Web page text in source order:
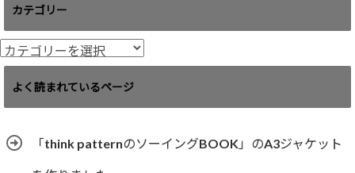
イ
ブ
カテゴリー
カ
テ
リ
よく読まれているページ
「think patternのソーイングBOOK」のA3ジャケット